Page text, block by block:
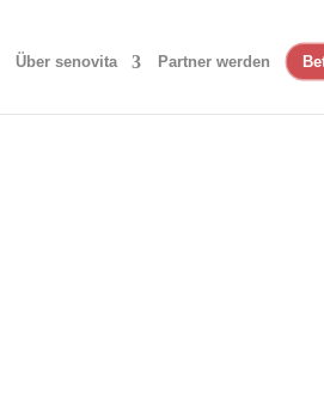
Über senovita Partner werden